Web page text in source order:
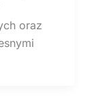
oraz